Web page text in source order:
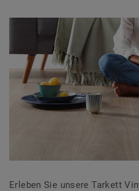
Erleben Sie unsere Tarkett